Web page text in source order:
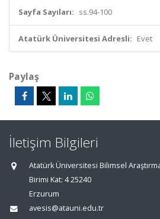
Sayfa Sayıları: ss.94-100
Atatürk Üniversitesi Adresli: Evet
Paylaş
İletişim Bilgileri
Atatürk Üniversitesi Bilimsel
Birimi Kat: 4 25240
Erzurum
avesis@atauni.edu.tr